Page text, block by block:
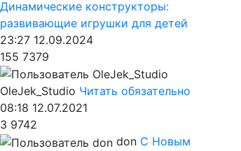
Динамические конструкторы:
развивающие игрушки для детей
23:27 12.09.2024
155 7379
OleJek_Studio Читать обязательно
08:18 12.07.2021
3 9742
don С Новым